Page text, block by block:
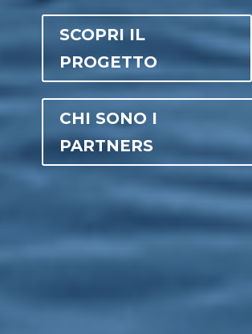
SCOPRI IL
PROGETTO
CHI SONO I
PARTNERS